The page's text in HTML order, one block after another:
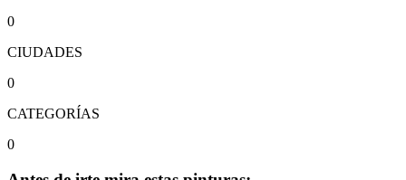
0
CIUDADES
0
CATEGORÍAS
0